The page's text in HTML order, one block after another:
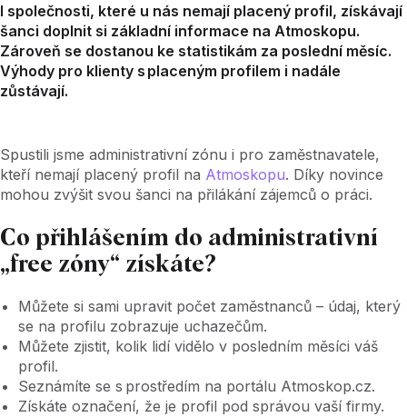
I společnosti, které u nás nemají placený profil, získávají
šanci doplnit si základní informace na Atmoskopu.
Zároveň se dostanou ke statistikám za poslední měsíc.
Výhody pro klienty s placeným profilem i nadále
zůstávají.
Spustili jsme administrativní zónu i pro zaměstnavatele,
kteří nemají placený profil na Atmoskopu. Díky novince
mohou zvýšit svou šanci na přilákání zájemců o práci.
Co přihlášením do administrativní
„free zóny“ získáte?
Můžete si sami upravit počet zaměstnanců – údaj, který
se na profilu zobrazuje uchazečům.
Můžete zjistit, kolik lidí vidělo v posledním měsíci váš
profil.
Seznámíte se s prostředím na portálu Atmoskop.cz.
Získáte označení, že je profil pod správou vaší firmy.